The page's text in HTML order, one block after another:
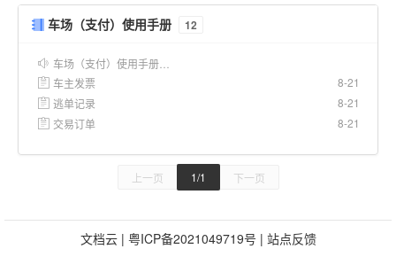
车场（支付）使用手册 12
车场（支付）使用手册…
车主发票
8-21
逃单记录
8-21
交易订单
8-21
上一页 1/1 下一页
文档云| 粤ICP备2021049719号 | 站点反馈